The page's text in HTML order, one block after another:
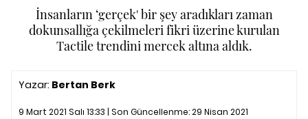
İnsanların ‘gerçek' bir şey aradıkları zaman
dokunsallığa çekilmeleri fikri üzerine kurulan
Tactile trendini mercek altına aldık.
Yazar: Bertan Berk
9 Mart 2021 Salı 13:33 | Son Güncellenme:29 Nisan 2021